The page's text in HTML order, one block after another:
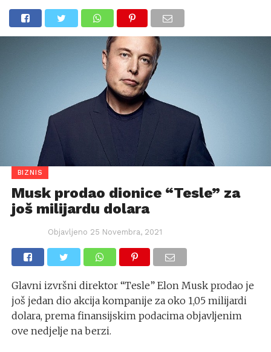
BIZNIS
Musk prodao dionice “Tesle” za
još milijardu dolara
Objavljeno 25 Novembra, 2021
Glavni izvršni direktor “Tesle” Elon Musk prodao je
još jedan dio akcija kompanije za oko 1,05 milijardi
dolara, prema finansijskim podacima objavljenim
ove nedjelje na berzi.